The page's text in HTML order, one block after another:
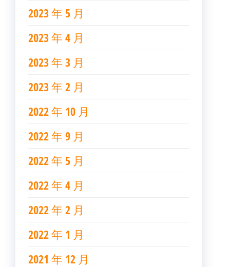
2023 年 5 月
2023 年 4 月
2023 年 3 月
2023 年 2 月
2022 年 10 月
2022 年 9 月
2022 年 5 月
2022 年 4 月
2022 年 2 月
2022 年 1 月
2021 年 12 月